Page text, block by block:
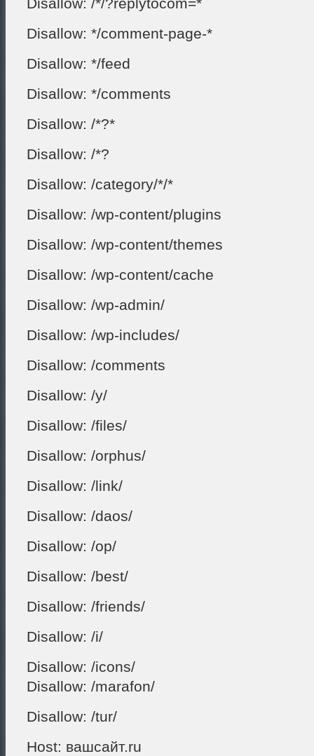
Disallow: /*/?replytocom=*
Disallow: */comment-page-*
Disallow: */feed
Disallow: */comments
Disallow: /*?*
Disallow: /*?
Disallow: /category/*/*
Disallow: /wp-content/plugins
Disallow: /wp-content/themes
Disallow: /wp-content/cache
Disallow: /wp-admin/
Disallow: /wp-includes/
Disallow: /comments
Disallow: /y/
Disallow: /files/
Disallow: /orphus/
Disallow: /link/
Disallow: /daos/
Disallow: /op/
Disallow: /best/
Disallow: /friends/
Disallow: /i/
Disallow: /icons/
Disallow: /marafon/
Disallow: /tur/
Host: вашсайт.ru